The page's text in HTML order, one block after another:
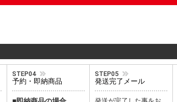
STEP04
予約・即納商品
STEP05
発送完了メール